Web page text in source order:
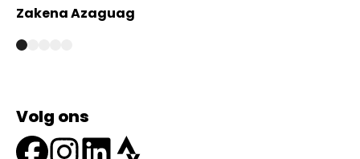
Zakena Azaguag
Volg ons